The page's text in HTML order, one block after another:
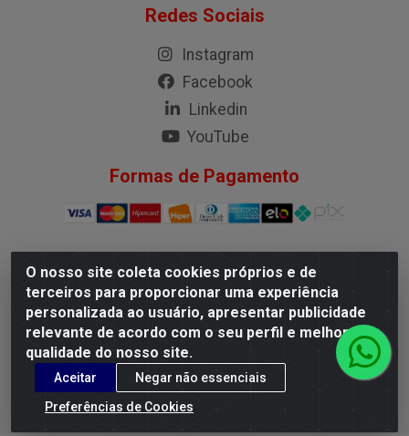
O nosso site coleta cookies próprios e de
terceiros para proporcionar uma experiência
personalizada ao usuário, apresentar publicidade
relevante de acordo com o seu perfil e melhorar a
qualidade do nosso site.
Aceitar
Negar não essenciais
Preferências de Cookies
Redes Sociais
Instagram
Facebook
Linkedin
YouTube
Formas de Pagamento
G.M.I. Distribuidora LTDA - Rua Conselheiro Pena, 50 - Santa
Branca, Belo Horizonte/MG - CEP 31.710-150 - CNPJ
04.098.359/0001-02